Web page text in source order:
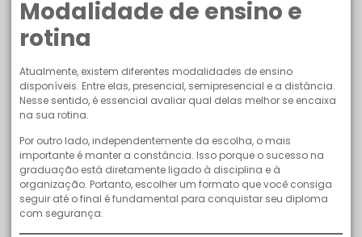
Modalidade de ensino e
rotina
Atualmente, existem diferentes modalidades de ensino
disponíveis. Entre elas, presencial, semipresencial e a distância.
Nesse sentido, é essencial avaliar qual delas melhor se encaixa
na sua rotina.
Por outro lado, independentemente da escolha, o mais
importante é manter a constância. Isso porque o sucesso na
graduação está diretamente ligado à disciplina e à
organização. Portanto, escolher um formato que você consiga
seguir até o final é fundamental para conquistar seu diploma
com segurança.